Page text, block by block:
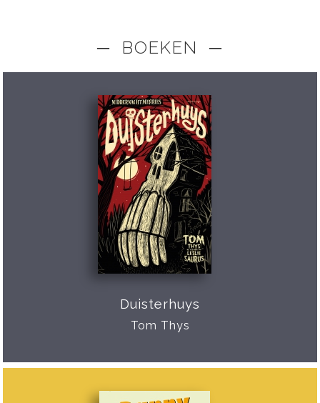
─ BOEKEN ─
Duisterhuys
Tom Thys